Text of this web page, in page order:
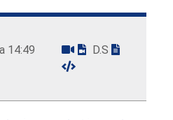
14:49
D.S